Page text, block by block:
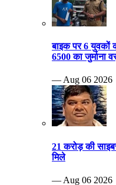
बाइक पर 6 युवकों
6500 का जुर्माना
— Aug 06 2026
21 करोड़ की
मिले
— Aug 06 2026